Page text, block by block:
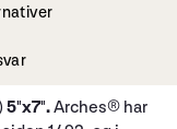
5"x7".Arches® har